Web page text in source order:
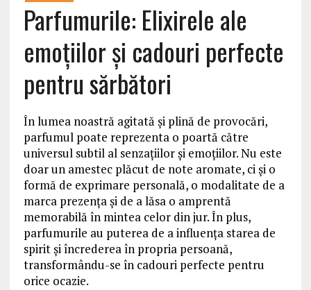
Parfumurile: Elixirele ale
emoțiilor și cadouri perfecte
pentru sărbători
În lumea noastră agitată și plină de provocări,
parfumul poate reprezenta o poartă către
universul subtil al senzațiilor și emoțiilor. Nu este
doar un amestec plăcut de note aromate, ci și o
formă de exprimare personală, o modalitate de a
marca prezența și de a lăsa o amprentă
memorabilă în mintea celor din jur. În plus,
parfumurile au puterea de a influența starea de
spirit și încrederea în propria persoană,
transformându-se în cadouri perfecte pentru
orice ocazie.